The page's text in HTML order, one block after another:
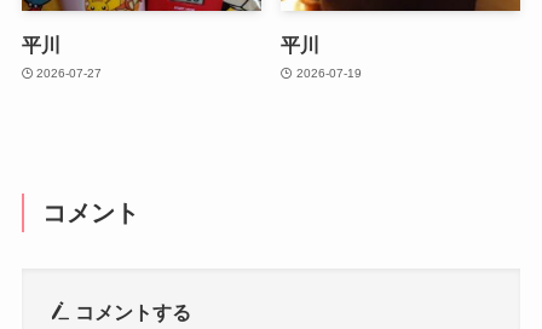
平川
2026-07-27
平川
2026-07-19
コメント
コメントする